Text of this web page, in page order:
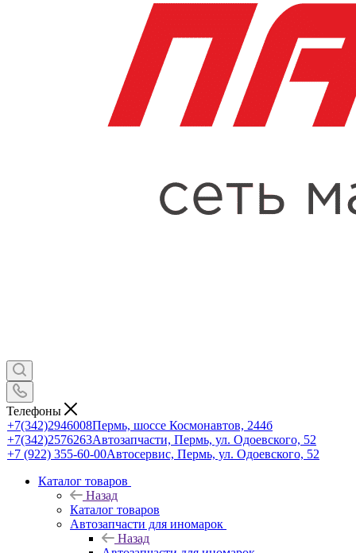
Телефоны
+7(342)2946008Пермь, шоссе Космонавтов, 244б
+7(342)2576263Автозапчасти, Пермь, ул. Одоевского, 52
+7 (922) 355-60-00Автосервис, Пермь, ул. Одоевского, 52
Каталог товаров
Назад
Каталог товаров
Автозапчасти для иномарок
Назад